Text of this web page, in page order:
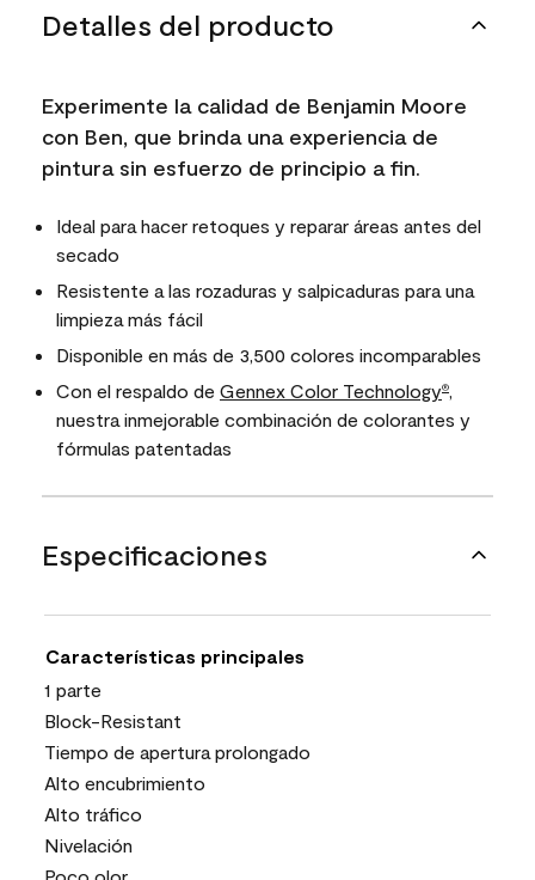
Detalles del producto
Experimente la calidad de Benjamin Moore
con Ben, que brinda una experiencia de
pintura sin esfuerzo de principio a fin.
Ideal para hacer retoques y reparar áreas antes del
secado
Resistente a las rozaduras y salpicaduras para una
limpieza más fácil
Disponible en más de 3,500 colores incomparables
Con el respaldo de Gennex Color Technology®,
nuestra inmejorable combinación de colorantes y
fórmulas patentadas
Especificaciones
Características principales
1 parte
Block-Resistant
Tiempo de apertura prolongado
Alto encubrimiento
Alto tráfico
Nivelación